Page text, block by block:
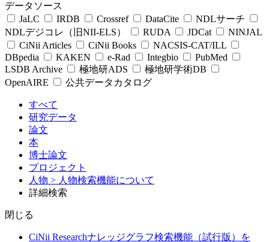
データソース
JaLC
IRDB Crossref DataCite
NDLサーチ
NDLデジコレ（旧NII-ELS）
RUDA JDCat
NINJAL
CiNii Articles
CiNii Books
NACSIS-CAT/ILL
DBpedia
KAKEN e-Rad Integbio
PubMed
LSDB Archive
極地研ADS
極地研学術DB
OpenAIRE
公共データカタログ
すべて
研究データ
論文
本
博士論文
プロジェクト
人物 > 人物検索機能について
詳細検索
閉じる
CiNii Researchナレッジグラフ検索機能（試行版）を